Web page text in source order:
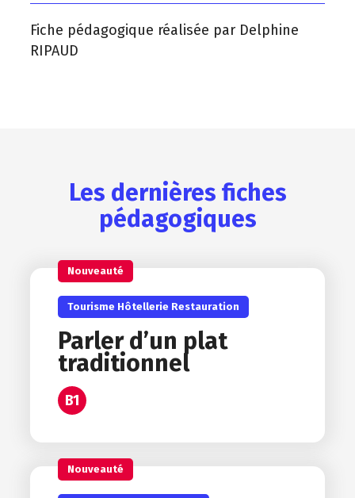
Fiche pédagogique réalisée par Delphine
RIPAUD
Les dernières fiches
pédagogiques
Nouveauté
Tourisme Hôtellerie Restauration
Parler d’un plat
traditionnel
B1
Nouveauté